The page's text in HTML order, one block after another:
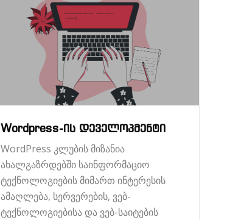
Wordpress-ის დეველოპმენტი
WordPress კლუბის მიზანია
ახალგაზრდებში საინფორმაციო
ტექნოლოგიების მიმართ ინტერესის
ამაღლება, სერვერების, ვებ-
ტექნოლოგიებისა და ვებ-საიტების